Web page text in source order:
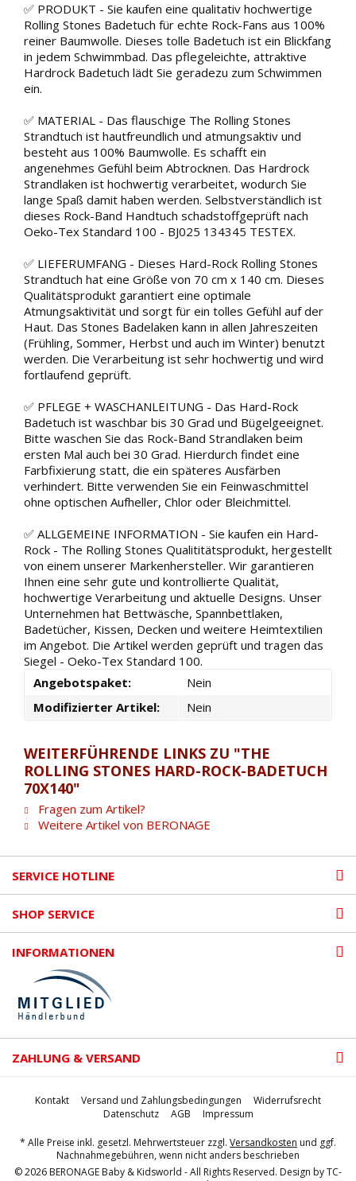
✅ PRODUKT - Sie kaufen eine qualitativ hochwertige
Rolling Stones Badetuch für echte Rock-Fans aus 100%
reiner Baumwolle. Dieses tolle Badetuch ist ein Blickfang
in jedem Schwimmbad. Das pflegeleichte, attraktive
Hardrock Badetuch lädt Sie geradezu zum Schwimmen
ein.
✅ MATERIAL - Das flauschige The Rolling Stones
Strandtuch ist hautfreundlich und atmungsaktiv und
besteht aus 100% Baumwolle. Es schafft ein
angenehmes Gefühl beim Abtrocknen. Das Hardrock
Strandlaken ist hochwertig verarbeitet, wodurch Sie
lange Spaß damit haben werden. Selbstverständlich ist
dieses Rock-Band Handtuch schadstoffgeprüft nach
Oeko-Tex Standard 100 - BJ025 134345 TESTEX.
✅ LIEFERUMFANG - Dieses Hard-Rock Rolling Stones
Strandtuch hat eine Größe von 70 cm x 140 cm. Dieses
Qualitätsprodukt garantiert eine optimale
Atmungsaktivität und sorgt für ein tolles Gefühl auf der
Haut. Das Stones Badelaken kann in allen Jahreszeiten
(Frühling, Sommer, Herbst und auch im Winter) benutzt
werden. Die Verarbeitung ist sehr hochwertig und wird
fortlaufend geprüft.
✅ PFLEGE + WASCHANLEITUNG - Das Hard-Rock
Badetuch ist waschbar bis 30 Grad und Bügelgeeignet.
Bitte waschen Sie das Rock-Band Strandlaken beim
ersten Mal auch bei 30 Grad. Hierdurch findet eine
Farbfixierung statt, die ein späteres Ausfärben
verhindert. Bitte verwenden Sie ein Feinwaschmittel
ohne optischen Aufheller, Chlor oder Bleichmittel.
✅ ALLGEMEINE INFORMATION - Sie kaufen ein Hard-
Rock - The Rolling Stones Qualititätsprodukt, hergestellt
von einem unserer Markenhersteller. Wir garantieren
Ihnen eine sehr gute und kontrollierte Qualität,
hochwertige Verarbeitung und aktuelle Designs. Unser
Unternehmen hat Bettwäsche, Spannbettlaken,
Badetücher, Kissen, Decken und weitere Heimtextilien
im Angebot. Die Artikel werden geprüft und tragen das
Siegel - Oeko-Tex Standard 100.
Angebotspaket:
Nein
Modifizierter Artikel:
Nein
WEITERFÜHRENDE LINKS ZU "THE
ROLLING STONES HARD-ROCK-BADETUCH
70X140"
Fragen zum Artikel?
Weitere Artikel von BERONAGE
SERVICE HOTLINE
SHOP SERVICE
INFORMATIONEN
ZAHLUNG & VERSAND
Kontakt Versand und Zahlungsbedingungen
Widerrufsrecht
Datenschutz
AGB Impressum
* Alle Preise inkl. gesetzl. Mehrwertsteuer zzgl. Versandkosten und ggf.
Nachnahmegebühren, wenn nicht anders beschrieben
© 2026 BERONAGE Baby & Kidsworld - All Rights Reserved. Design byTC-